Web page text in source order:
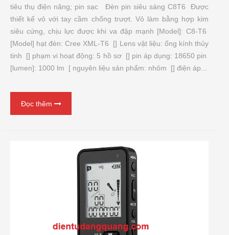
tiêu thụ điện năng; pin sạc Đèn pin siêu sáng C8T6 Được
thiết kế vỏ với tay cầm chống trượt. Vỏ làm bằng hợp kim
siêu cứng, chịu lực được khi va đập mạnh [Model]: C8-T6
[Model] hạt đèn: Cree XML-T6 [] Lens vật liệu: ống kính thủy
tinh [] phạm vi hoạt động: 5 hồ sơ [] pin áp dụng: 18650 pin
[lumen]: 1000 lm [ nguyên liệu sản phẩm: nhôm [] điện áp...
Đọc thêm